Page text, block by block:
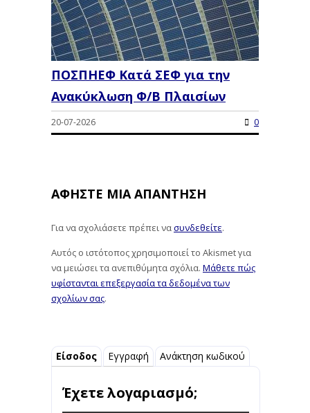
ΠΟΣΠΗΕΦ Κατά ΣΕΦ για την
Ανακύκλωση Φ/Β Πλαισίων
20-07-2026 0
ΑΦΉΣΤΕ ΜΙΑ ΑΠΆΝΤΗΣΗ
Για να σχολιάσετε πρέπει νασυνδεθείτε.
Αυτός ο ιστότοπος χρησιμοποιεί το Akismet για
να μειώσει τα ανεπιθύμητα σχόλια. Μάθετε πώς
υφίστανται επεξεργασία τα δεδομένα των
σχολίων σας.
Είσοδος Εγγραφή Ανάκτηση κωδικού
Έχετε λογαριασμό;